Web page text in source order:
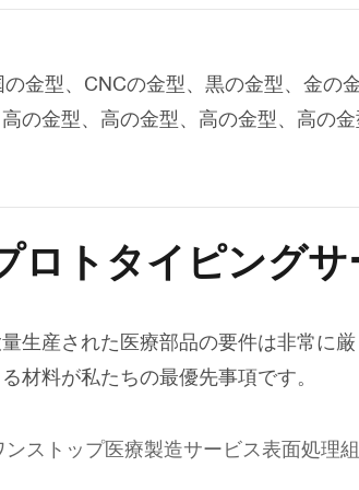
金型、CNCの金型、黒の金型、金の
の金型、高の金型、高の金型、高の
ロトタイピング
生産された医療部品の要件は非常に
材料が私たちの最優先事項です。
ストップ医療製造サービス表面処理